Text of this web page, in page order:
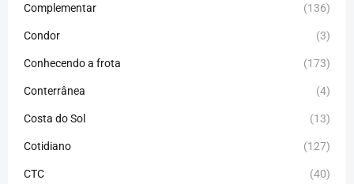
Complementar (136)
Condor (3)
Conhecendo a frota (173)
Conterrânea (4)
Costa do Sol (13)
Cotidiano (127)
CTC (40)